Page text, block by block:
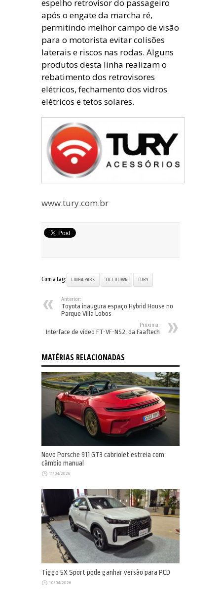
espelho retrovisor do passageiro
após o engate da marcha ré,
permitindo melhor campo de visão
para o motorista evitar colisões
laterais e riscos nas rodas. Alguns
produtos desta linha realizam o
rebatimento dos retrovisores
elétricos, fechamento dos vidros
elétricos e tetos solares.
www.tury.com.br
Com a tag: LINHA PARK TILT DOWN TURY
Anterior:
Toyota inaugura espaço Hybrid House no
Parque Villa Lobos
Próxima:
Interface de vídeo FT-VF-NS2, da Faaftech
MATÉRIAS RELACIONADAS
Novo Porsche 911 GT3 cabriolet estreia com
câmbio manual
14/04/2026
Tiggo 5X Sport pode ganhar versão para PCD
10/04/2026